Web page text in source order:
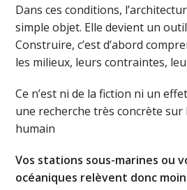
Dans ces conditions,
simple objet. Elle devient un
Construire, c’est d’abord
les milieux, leurs contraintes,
Ce n’est ni de la fiction ni un
une recherche très concrète sur
humain
Vos stations sous-marines ou
océaniques relèvent donc